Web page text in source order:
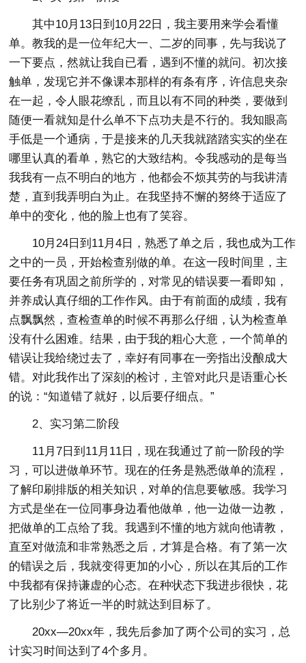
其中10月13日到10月22日，我主要用来学会看懂
单。教我的是一位年纪大一、二岁的同事，先与我说了
一下要点，然就让我自已看，遇到不懂的就问。初次接
触单，发现它并不像课本那样的有条有序，许信息夹杂
在一起，令人眼花缭乱，而且以有不同的种类，要做到
随便一看就知是什么单不下点功夫是不行的。我知眼高
手低是一个通病，于是接来的几天我就踏踏实实的坐在
哪里认真的看单，熟它的大致结构。令我感动的是每当
我我有一点不明白的地方，他都会不烦其劳的与我讲清
楚，直到我弄明白为止。在我坚持不懈的努终于适应了
单中的变化，他的脸上也有了笑容。
10月24日到11月4日，熟悉了单之后，我也成为工作
之中的一员，开始检查别做的单。在这一段时间里，主
要任务有巩固之前所学的，对常见的错误要一看即知，
并养成认真仔细的工作作风。由于有前面的成绩，我有
点飘飘然，查检查单的时候不再那么仔细，认为检查单
没有什么困难。结果，由于我的粗心大意，一个简单的
错误让我给绕过去了，幸好有同事在一旁指出没酿成大
错。对此我作出了深刻的检讨，主管对此只是语重心长
的说：“知道错了就好，以后要仔细点。”
2、实习第二阶段
11月7日到11月11日，现在我通过了前一阶段的学
习，可以进做单环节。现在的任务是熟悉做单的流程，
了解印刷排版的相关知识，对单的信息要敏感。我学习
方式是坐在一位同事身边看他做单，他一边做一边教，
把做单的工点给了我。我遇到不懂的地方就向他请教，
直至对做流和非常熟悉之后，才算是合格。有了第一次
的错误之后，我就变得更加的小心，所以在其后的工作
中我都有保持谦虚的心态。在种状态下我进步很快，花
了比别少了将近一半的时就达到目标了。
20xx—20xx年，我先后参加了两个公司的实习，总
计实习时间达到了4个多月。